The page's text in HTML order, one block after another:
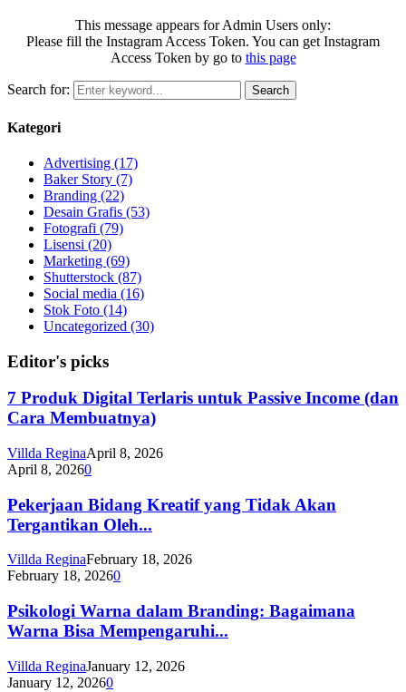
This message appears for Admin Users only:
Please fill the Instagram Access Token. You can get Instagram
Access Token by go to this page
Search for: Search
Kategori
Advertising (17)
Baker Story (7)
Branding (22)
Desain Grafis (53)
Fotografi (79)
Lisensi (20)
Marketing (69)
Shutterstock (87)
Social media (16)
Stok Foto (14)
Uncategorized (30)
Editor's picks
7 Produk Digital Terlaris untuk Passive Income (dan
Cara Membuatnya)
Villda ReginaApril 8, 2026
April 8, 20260
Pekerjaan Bidang Kreatif yang Tidak Akan
Tergantikan Oleh...
Villda ReginaFebruary 18, 2026
February 18, 20260
Psikologi Warna dalam Branding: Bagaimana
Warna Bisa Mempengaruhi...
Villda ReginaJanuary 12, 2026
January 12, 20260